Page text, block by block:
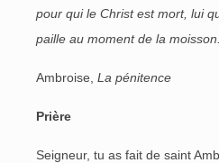
pour qui le Christ est mort, lui
paille au moment de la moisson.
Ambroise, La pénitence
Prière
Seigneur, tu as fait de saint